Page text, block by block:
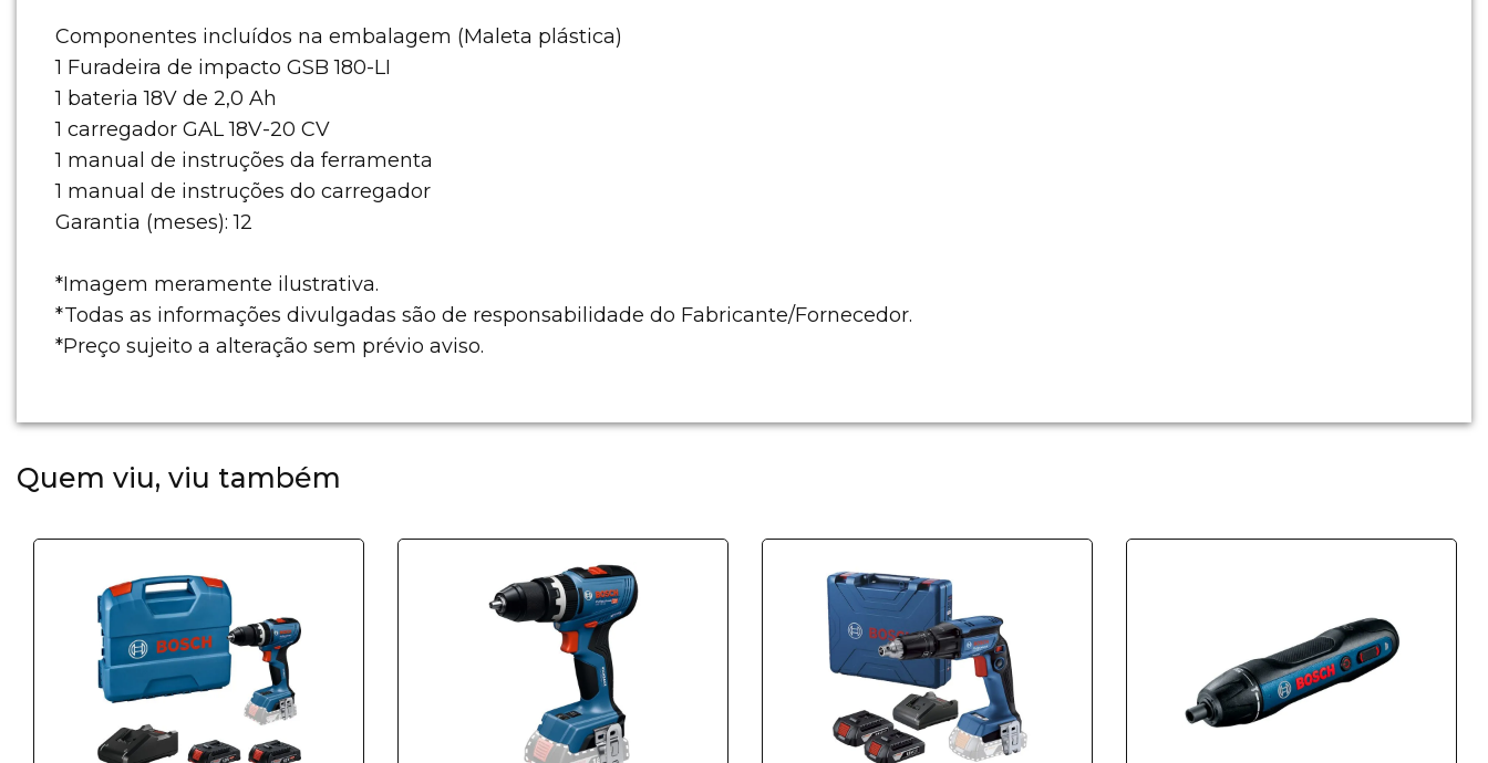
Componentes incluídos na embalagem (Maleta plástica)
1 Furadeira de impacto GSB 180-LI
1 bateria 18V de 2,0 Ah
1 carregador GAL 18V-20 CV
1 manual de instruções da ferramenta
1 manual de instruções do carregador
Garantia (meses): 12
*Imagem meramente ilustrativa.
*Todas as informações divulgadas são de responsabilidade do Fabricante/Fornecedor.
*Preço sujeito a alteração sem prévio aviso.
Quem viu, viu também